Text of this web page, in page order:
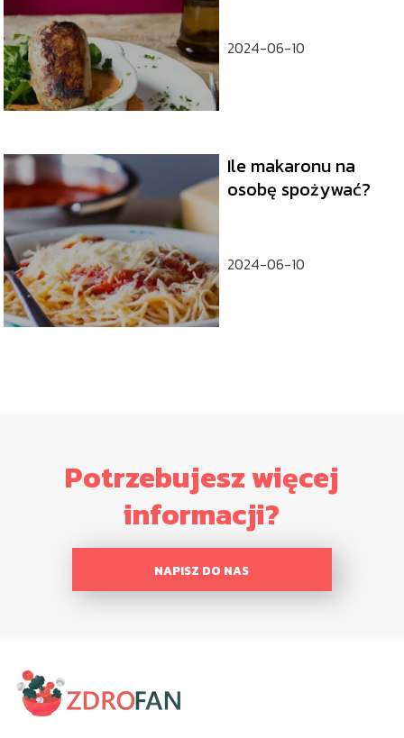
2024-06-10
Ile makaronu na
osobę spożywać?
2024-06-10
Potrzebujesz więcej
informacji?
NAPISZ DO NAS